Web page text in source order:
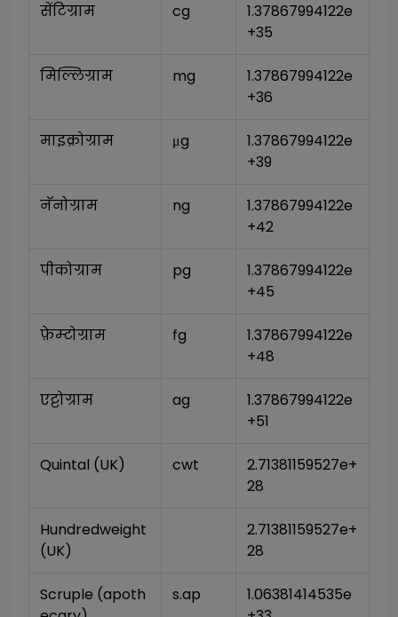
सेंटिग्राम cg
1.37867994122e
+35
मिल्लिग्राम mg
1.37867994122e
+36
माइक्रोग्राम μg
1.37867994122e
+39
नॅनोग्राम ng
1.37867994122e
+42
पीकोग्राम pg
1.37867994122e
+45
फ़ेम्टोग्राम fg
1.37867994122e
+48
एट्टोग्राम ag
1.37867994122e
+51
Quintal (UK) cwt
2.71381159527e+
28
Hundredweight
(UK)
2.71381159527e+
28
Scruple (apoth
s.ap
1.06381414535e